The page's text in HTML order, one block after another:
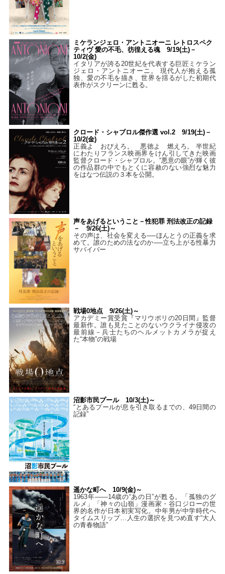
ミケランジェロ・アントニオーニ レトロスペク
ティヴ 愛の不毛、彷徨える魂 9/19(土)－
10/2(金)
イタリアが誇る20世紀を代表する巨匠ミケラン
ジェロ・アントニオーニ。 現代人が抱える孤
独、愛の不毛を描き、世界を揺るがした初期代
表作がスクリーンに甦る。
クロード・シャブロル傑作選 vol.2 9/19(土)－
10/2(金)
正義よ おびえろ。 悪徳よ 燃えろ。 半世紀
にわたりフランス映画界をけん引してきた映画
監督クロード・シャブロル。“悪意の眼”が輝く彼
の作品群の中でもとくに容赦のない強烈な魅力
をはなつ伝説の３本を公開。
声をあげるということ－性犯罪 刑法改正の記録
－ 9/26(土)～
その声は、社会を変える──ほんとうの正義を求
めて。誰のための法なのか──立ち上がる性暴力
サバイバー
戦場0地点 9/26(土)～
アカデミー賞受賞『マリウポリの20日間』監督
最新作。誰も見たことのないウクライナ侵攻の
最前線－兵士たちのヘルメットカメラが捉え
た“本物”の戦場
沼影市民プール 10/3(土)～
“とあるプールが息を引き取るまでの、49日間の
記録”
遥かな町へ 10/9(金)～
1963年――14歳の“あの日”が甦る。「孤独のグ
ルメ」「神々の山嶺」漫画家・谷口ジローの世
界的名作が日本初実写化。中年男が中学時代へ
タイムスリップ…人生の選択を見つめ直す“大人
の青春物語”